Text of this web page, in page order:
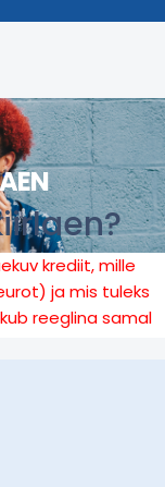
krediit, mille
ja mis tuleks
reeglina samal